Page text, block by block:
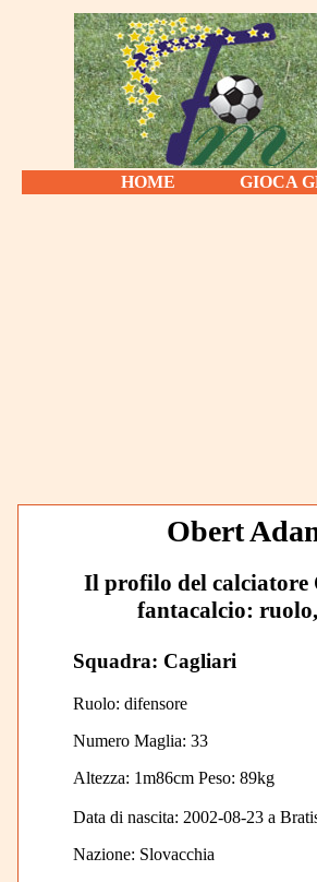
HOME GIOCA
Obert
Il profilo del calciatore
fantacalcio:
Squadra: Cagliari
Ruolo: difensore
Numero Maglia: 33
Altezza: 1m86cm Peso: 89kg
Data di nascita: 2002-08-23 a
Nazione: Slovacchia